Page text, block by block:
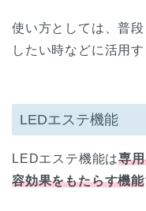
使い方としては、普
したい時などに活用
LEDエステ機能
LEDエステ機能は専
容効果をもたらす機能